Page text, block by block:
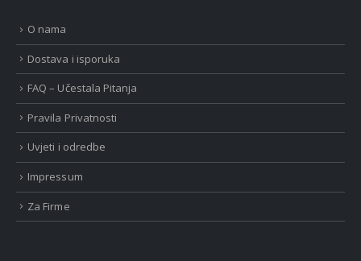
O nama
Dostava i isporuka
FAQ – Učestala Pitanja
Pravila Privatnosti
Uvjeti i odredbe
Impressum
Za Firme